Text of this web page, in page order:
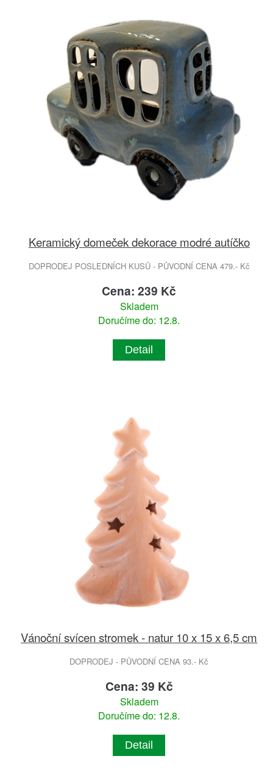
Keramický domeček dekorace modré autíčko
DOPRODEJ POSLEDNÍCH KUSŮ - PŮVODNÍ CENA 479.- Kč
Cena: 239 Kč
Skladem
Doručíme do: 12.8.
Detail
Vánoční svícen stromek - natur 10 x 15 x 6,5 cm
DOPRODEJ - PŮVODNÍ CENA 93.- Kč
Cena: 39 Kč
Skladem
Doručíme do: 12.8.
Detail